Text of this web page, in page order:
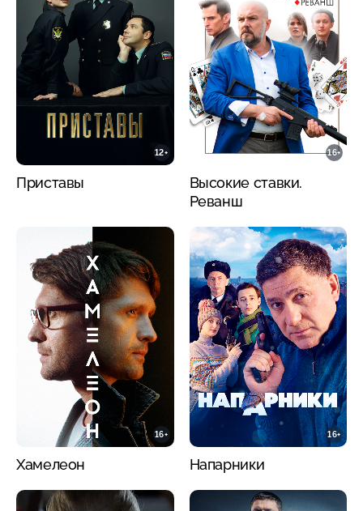
12+
Приставы
16+
Высокие ставки.
Реванш
16+
Хамелеон
16+
Напарники